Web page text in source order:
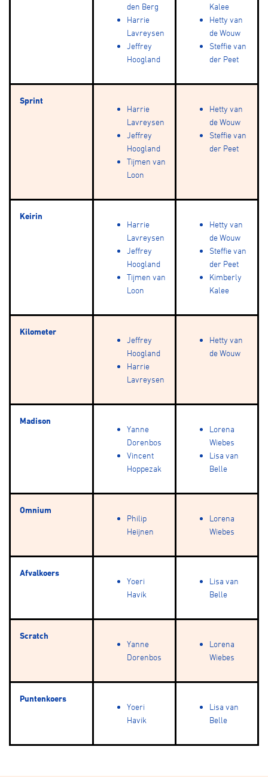
den Berg
Harrie
Lavreysen
Jeffrey
Hoogland
Kalee
Hetty van
de Wouw
Steffie van
der Peet
Sprint
Harrie
Lavreysen
Jeffrey
Hoogland
Tijmen van
Loon
Hetty van
de Wouw
Steffie van
der Peet
Keirin
Harrie
Lavreysen
Jeffrey
Hoogland
Tijmen van
Loon
Hetty van
de Wouw
Steffie van
der Peet
Kimberly
Kalee
Kilometer
Jeffrey
Hoogland
Harrie
Lavreysen
Hetty van
de Wouw
Madison
Yanne
Dorenbos
Vincent
Hoppezak
Lorena
Wiebes
Lisa van
Belle
Omnium
Philip
Heijnen
Lorena
Wiebes
Afvalkoers
Yoeri
Havik
Lisa van
Belle
Scratch
Yanne
Dorenbos
Lorena
Wiebes
Puntenkoers
Yoeri
Havik
Lisa van
Belle